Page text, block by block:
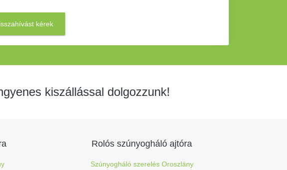
kérek
kiszállással dolgozzunk!
Rolós szúnyogháló ajtóra
Szúnyogháló szerelés Oroszlány